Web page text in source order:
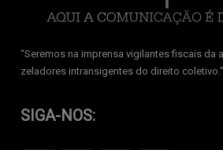
‘‘Seremos na imprensa vigilantes fiscais
zeladores intransigentes do direito coletivo.’’
SIGA-NOS: